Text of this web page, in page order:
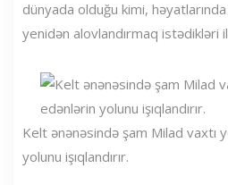
dünyada olduğu kimi, həyatlarında
yenidən alovlandırmaq istədikləri
Kelt ənənəsində şam Milad vaxtı
yolunu işıqlandırır.